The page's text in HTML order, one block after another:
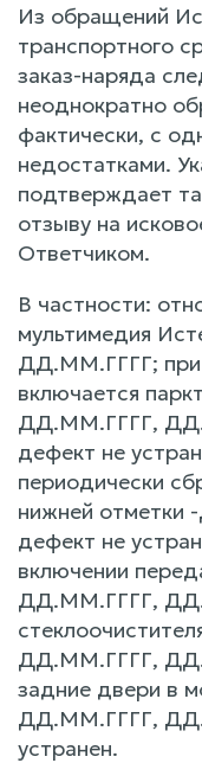
Из обращений
транспортного
заказ-наряда
неоднократно
фактически, с
недостатками.
подтверждает
отзыву на
Ответчиком.
В частности:
мультимедия
ДД.ММ.ГГГГ; при
включается
ДД.ММ.ГГГГ,
дефект не
периодически
нижней
дефект не
включении
ДД.ММ.ГГГГ,
ДД.ММ.ГГГГ,
задние двери в
ДД.ММ.ГГГГ,
устранен.